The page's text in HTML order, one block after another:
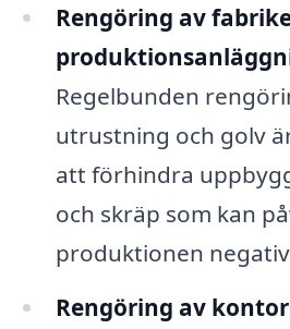
Rengöring av
Regelbunden
utrustning och golv
att förhindra
och skräp som kan
produktionen
Rengöring av